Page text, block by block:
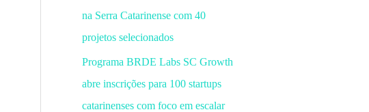
na Serra Catarinense com 40
projetos selecionados
Programa BRDE Labs SC Growth
abre inscrições para 100 startups
catarinenses com foco em escalar